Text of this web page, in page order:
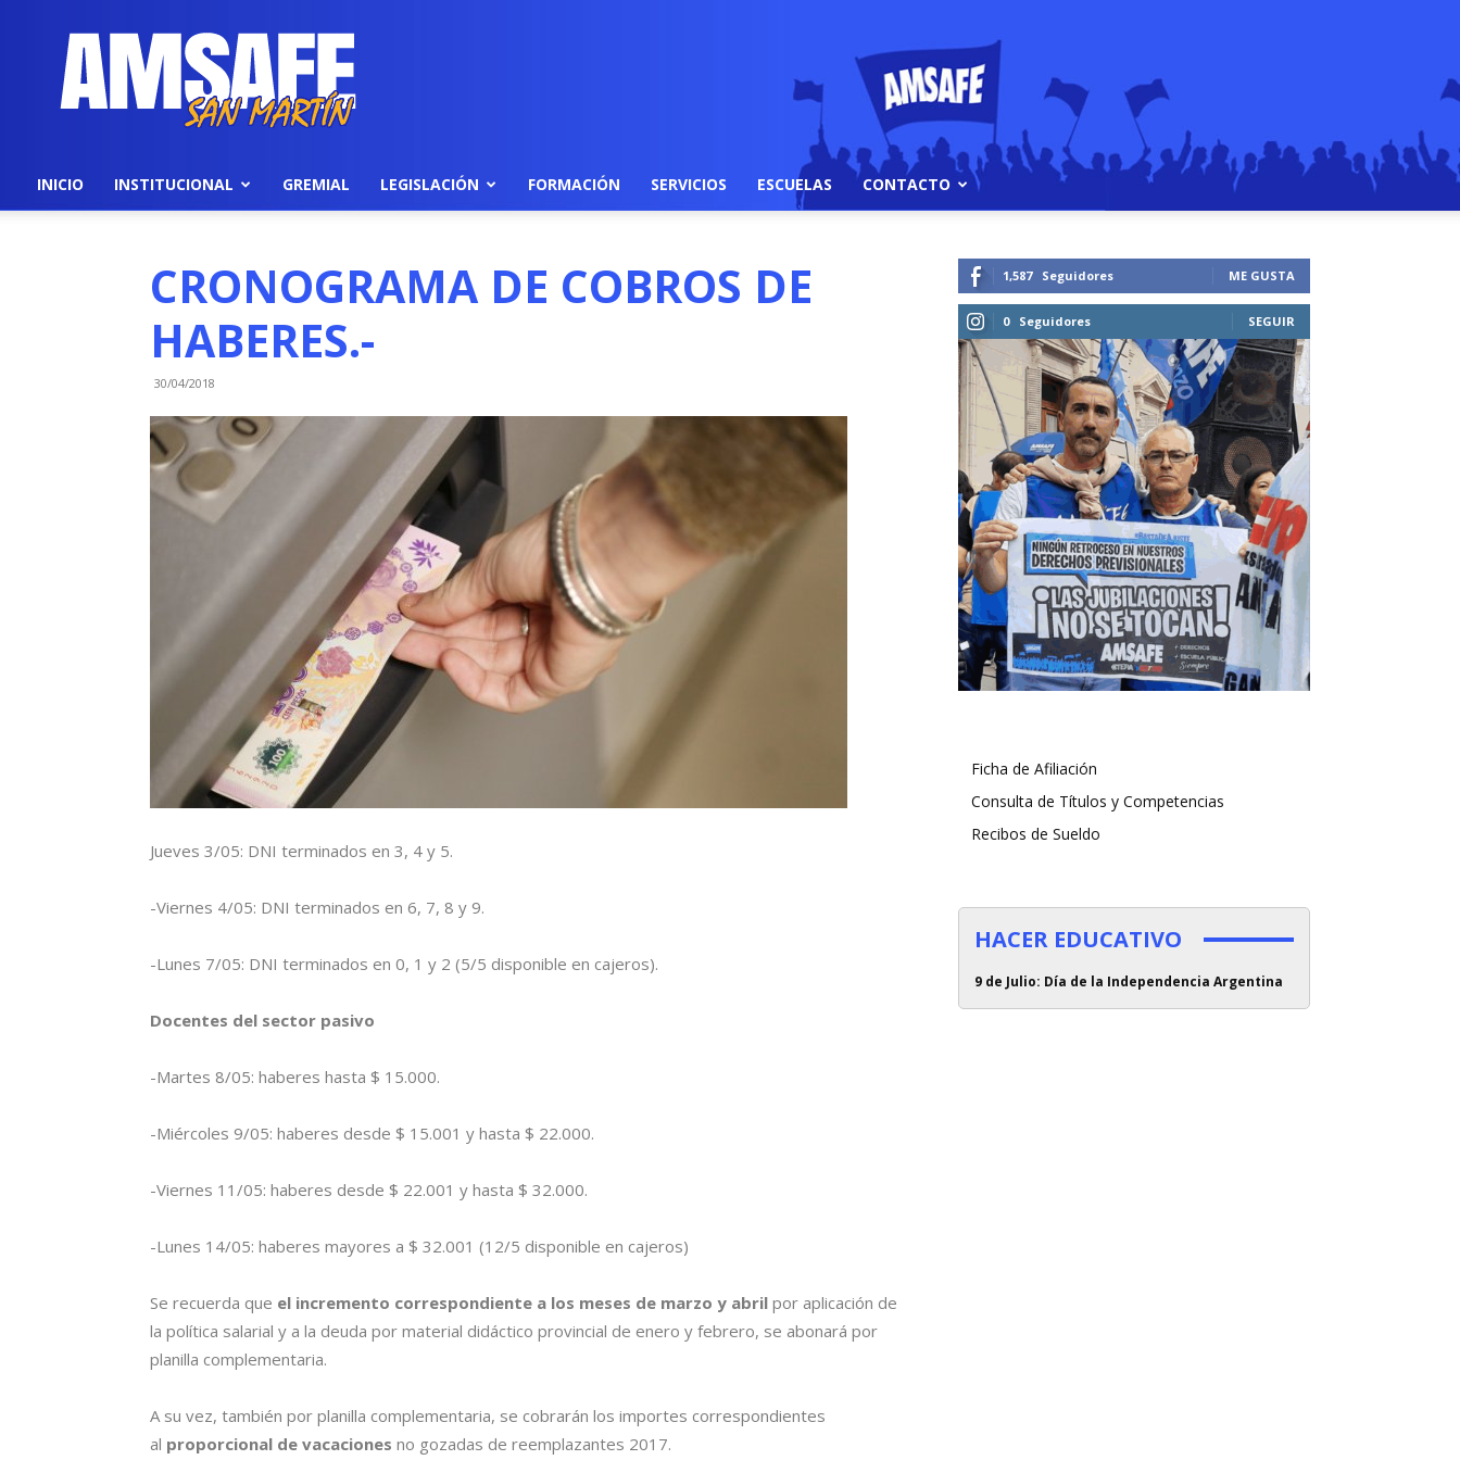
AMSAFE
INICIO INSTITUCIONAL GREMIAL LEGISLACIÓN FORMACIÓN SERVICIOS ESCUELAS CONTACTO
CRONOGRAMA DE COBROS DE
HABERES.-
30/04/2018
Jueves 3/05: DNI terminados en 3, 4 y 5.
-Viernes 4/05: DNI terminados en 6, 7, 8 y 9.
-Lunes 7/05: DNI terminados en 0, 1 y 2 (5/5 disponible en cajeros).
Docentes del sector pasivo
-Martes 8/05: haberes hasta $ 15.000.
-Miércoles 9/05: haberes desde $ 15.001 y hasta $ 22.000.
-Viernes 11/05: haberes desde $ 22.001 y hasta $ 32.000.
-Lunes 14/05: haberes mayores a $ 32.001 (12/5 disponible en cajeros)
Se recuerda que el incremento correspondiente a los meses de marzo y abril por aplicación de
la política salarial y a la deuda por material didáctico provincial de enero y febrero, se abonará por
planilla complementaria.
A su vez, también por planilla complementaria, se cobrarán los importes correspondientes
al proporcional de vacaciones no gozadas de reemplazantes 2017.
1,587 Seguidores ME GUSTA
0 Seguidores SEGUIR
Ficha de Afiliación
Consulta de Títulos y Competencias
Recibos de Sueldo
HACER EDUCATIVO
9 de Julio: Día de la Independencia Argentina